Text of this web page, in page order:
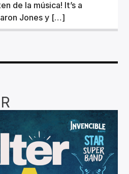
de la música! It’s a
Jones y […]